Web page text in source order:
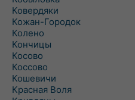
Ковердяки
Кожан-Городок
Колено
Кончицы
Косово
Коссово
Кошевичи
Красная Воля